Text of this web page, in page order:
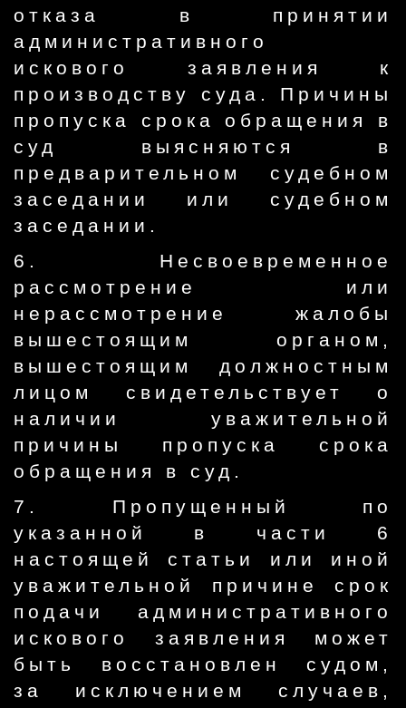
отказа в принятии
административного
искового заявления к
производству суда. Причины
пропуска срока обращения в
суд выясняются в
предварительном судебном
заседании или судебном
заседании.
6. Несвоевременное
рассмотрение или
нерассмотрение жалобы
вышестоящим органом,
вышестоящим должностным
лицом свидетельствует о
наличии уважительной
причины пропуска срока
обращения в суд.
7. Пропущенный по
указанной в части 6
настоящей статьи или иной
уважительной причине срок
подачи административного
искового заявления может
быть восстановлен судом,
за исключением случаев,